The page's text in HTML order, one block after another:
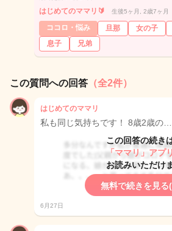
はじめてのママリ🔰 生後5ヶ月, 2歳7ヶ月
ココロ・悩み 旦那 女の子
息子
兄弟
この質問への回答 （全2件）
はじめてのママリ
私も同じ気持ちです！ 8歳2歳の…
この回答の続き
「ママリ」アプリ
お読みいただけ
無料で続きを見る
6月27日